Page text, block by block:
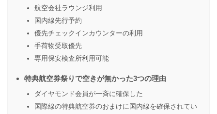
航空会社ラウンジ利用
国内線先行予約
優先チェックインカウンターの利用
手荷物受取優先
専用保安検査所利用可能
特典航空券祭りで空きが無かった3つの理由
ダイヤモンド会員が一斉に確保した
国際線の特典航空券のおまけに国内線を確保されてい